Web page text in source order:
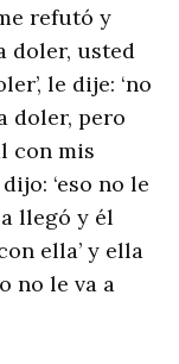
refutó y
doler, usted
le dije: ‘no
doler, pero
con mis
‘eso no le
llegó y él
ella’ y ella
no le va a